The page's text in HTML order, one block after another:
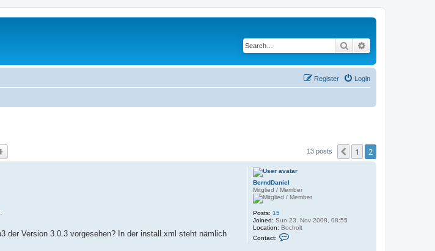
Search
Login
Register
13 posts Previous
1 2
BerndDaniel
Mitglied / Member
Posts: 15
Joined: Sun 23. Nov 2008, 08:55
Location: Bocholt
Contact:
der Version 3.0.3 vorgesehen? In der install.xml steht nämlich